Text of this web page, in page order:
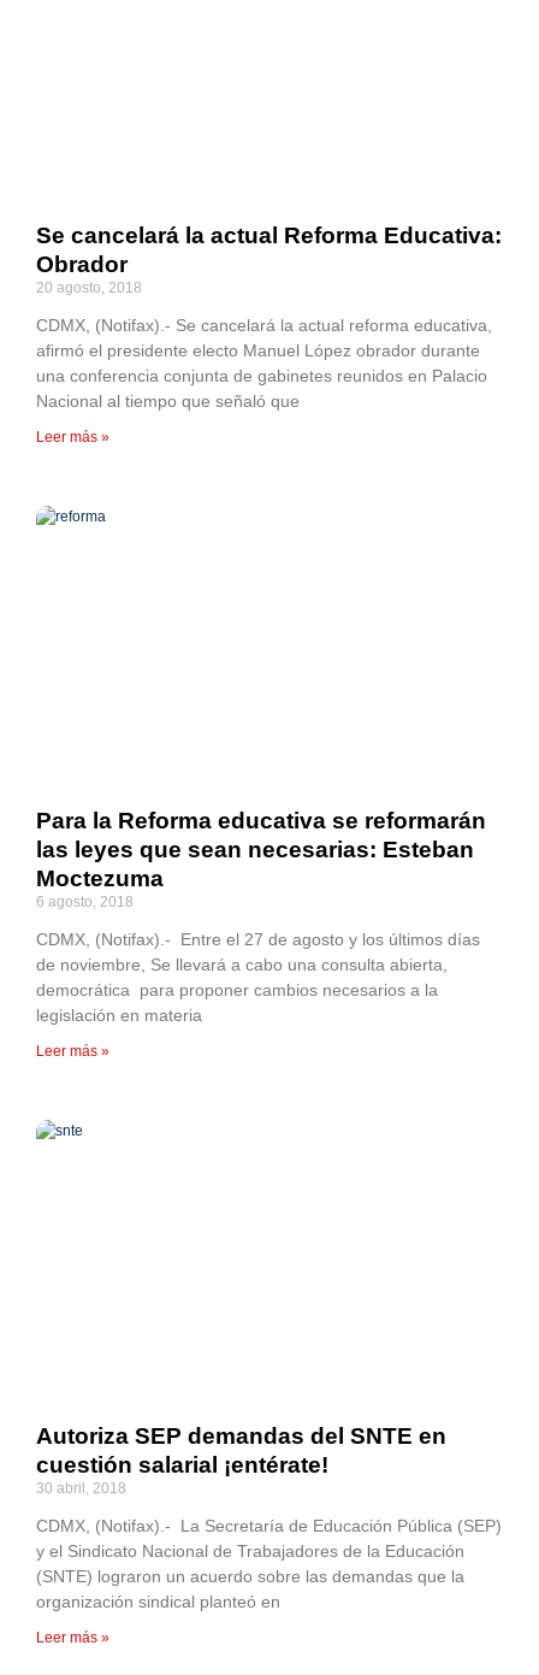
Se cancelará la actual Reforma Educativa:
Obrador
20 agosto, 2018
CDMX, (Notifax).- Se cancelará la actual reforma educativa,
afirmó el presidente electo Manuel López obrador durante
una conferencia conjunta de gabinetes reunidos en Palacio
Nacional al tiempo que señaló que
Leer más »
Para la Reforma educativa se reformarán
las leyes que sean necesarias: Esteban
Moctezuma
6 agosto, 2018
CDMX, (Notifax).- Entre el 27 de agosto y los últimos días
de noviembre, Se llevará a cabo una consulta abierta,
democrática para proponer cambios necesarios a la
legislación en materia
Leer más »
Autoriza SEP demandas del SNTE en
cuestión salarial ¡entérate!
30 abril, 2018
CDMX, (Notifax).- La Secretaría de Educación Pública (SEP)
y el Sindicato Nacional de Trabajadores de la Educación
(SNTE) lograron un acuerdo sobre las demandas que la
organización sindical planteó en
Leer más »